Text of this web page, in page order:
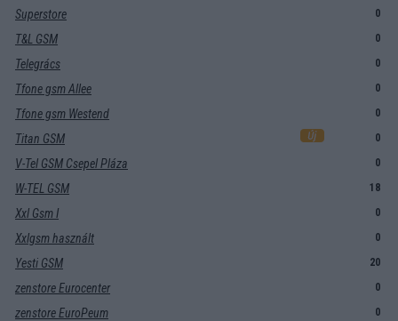
Superstore 0
T&L GSM 0
Telegrács 0
Tfone gsm Allee 0
Tfone gsm Westend 0
Titan GSM 0
V-Tel GSM Csepel Pláza 0
W-TEL GSM 18
Xxl Gsm I 0
Xxlgsm használt 0
Yesti GSM 20
zenstore Eurocenter 0
zenstore EuroPeum 0